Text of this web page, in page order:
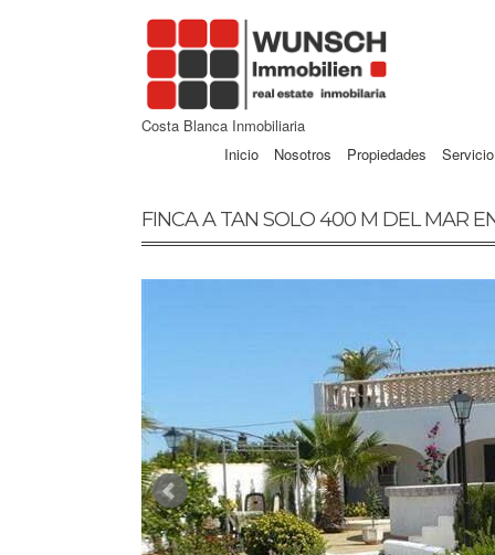
Costa Blanca Inmobiliaria
Inicio
Nosotros Propiedades Servicio
FINCA A TAN SOLO 400 M DEL MAR